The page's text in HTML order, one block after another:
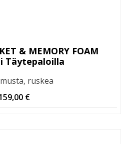
& MEMORY FOAM
Täytepaloilla
musta, ruskea
€